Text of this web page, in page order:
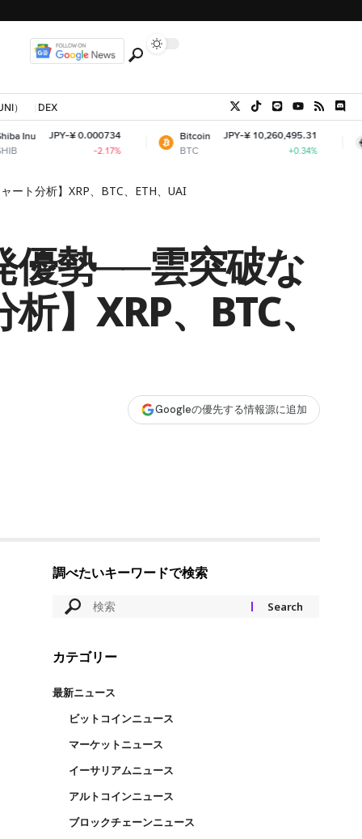
） DEX
¥ 0.000734
Bitcoin
BTC
JPY-¥ 10,260,495.31
Ethereum
ETH
ート分析】XRP、BTC、ETH、UAI
優勢──雲突破な
】XRP、BTC、
Googleの優先する情報源に追加
調べたいキーワードで検索
カテゴリー
最新ニュース
ビットコインニュース
マーケットニュース
イーサリアムニュース
アルトコインニュース
ブロックチェーンニュース